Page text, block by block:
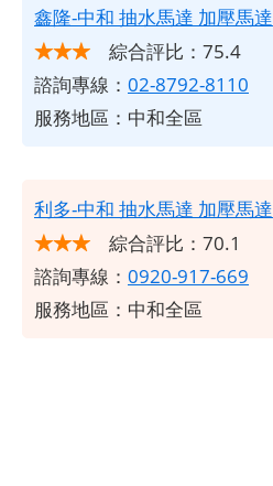
鑫隆-中和 抽水馬達 加壓馬達
★★★ 綜合評比：75.4
諮詢專線： 02-8792-8110
服務地區：中和全區
利多-中和 抽水馬達 加壓馬達
★★★ 綜合評比：70.1
諮詢專線： 0920-917-669
服務地區：中和全區